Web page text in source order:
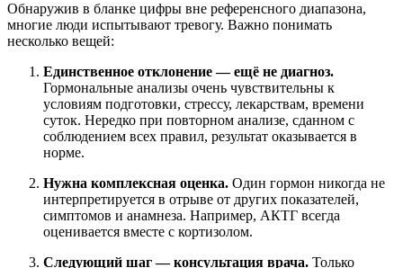
Обнаружив в бланке цифры вне референсного диапазона,
многие люди испытывают тревогу. Важно понимать
несколько вещей:
Единственное отклонение — ещё не диагноз.
Гормональные анализы очень чувствительны к
условиям подготовки, стрессу, лекарствам, времени
суток. Нередко при повторном анализе, сданном с
соблюдением всех правил, результат оказывается в
норме.
Нужна комплексная оценка. Один гормон никогда не
интерпретируется в отрыве от других показателей,
симптомов и анамнеза. Например, АКТГ всегда
оценивается вместе с кортизолом.
Следующий шаг — консультация врача. Только